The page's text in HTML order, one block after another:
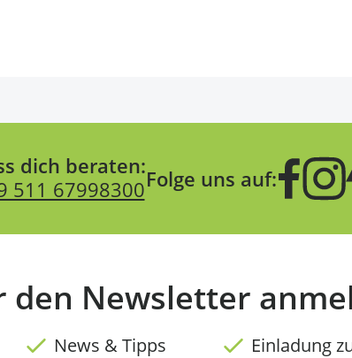
dich beraten:
511 67998300Folge uns auf:
den Newsletter
News & Tipps Einladung